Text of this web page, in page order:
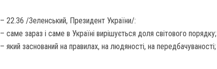
– 22.36 /Зеленський, Президент України/:
– саме зараз і саме в Україні вирішується доля світового порядку;
– який заснований на правилах, на людяності, на передбачуваності;